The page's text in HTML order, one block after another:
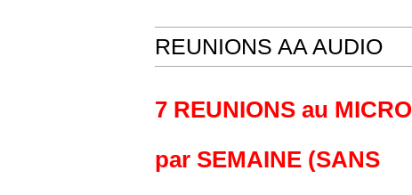
REUNIONS AA AUDIO
7 REUNIONS au MICRO
par SEMAINE (SANS